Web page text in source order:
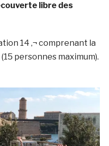
libre des
14 ‚¬ comprenant la
(15 personnes maximum).